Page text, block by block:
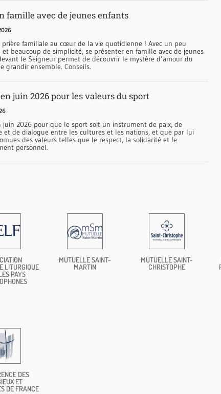
famille avec de jeunes enfants
prière familiale au cœur de la vie quotidienne ! Avec un peu
et beaucoup de simplicité, se présenter en famille avec de jeunes
le Seigneur permet de découvrir le mystère d’amour du
grandir ensemble. Conseils.
juin 2026 pour les valeurs du sport
juin 2026 pour que le sport soit un instrument de paix, de
et de dialogue entre les cultures et les nations, et que par lui
des valeurs telles que le respect, la solidarité et le
personnel.
LITURGIQUE
PAYS
MUTUELLE SAINT-
MARTIN
MUTUELLE SAINT-
CHRISTOPHE
DES
ET
DE FRANCE